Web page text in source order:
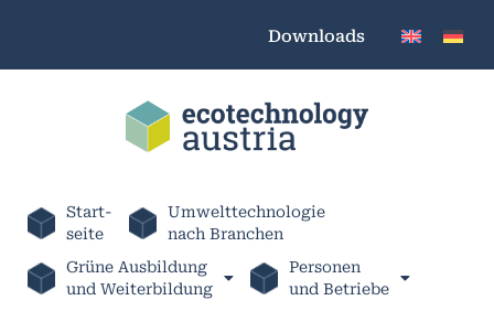
Downloads
Start-
seite
Umwelttechnologie
nach Branchen
Grüne Ausbildung
und Weiterbildung
Personen
und Betriebe